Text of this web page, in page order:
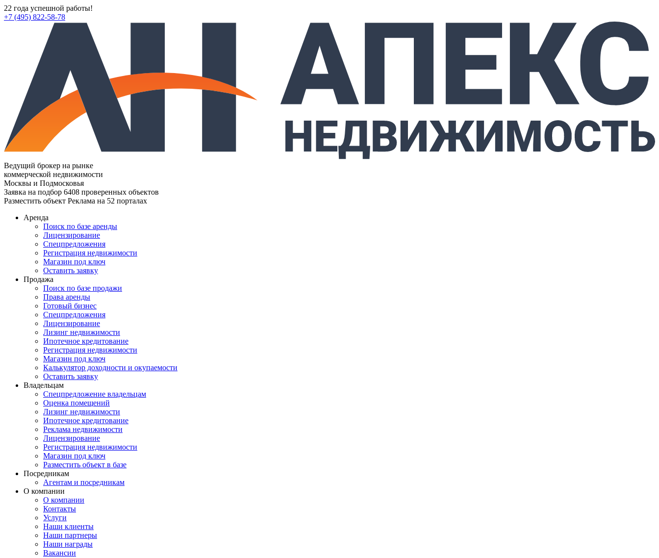
22 года успешной работы!
+7 (495) 822-58-78
Ведущий брокер на рынке
коммерческой недвижимости
Москвы и Подмосковья
Заявка на подбор 6408 проверенных объектов
Разместить объект Реклама на 52 порталах
Аренда
Поиск по базе аренды
Лицензирование
Спецпредложения
Регистрация недвижимости
Магазин под ключ
Оставить заявку
Продажа
Поиск по базе продажи
Права аренды
Готовый бизнес
Спецпредложения
Лицензирование
Лизинг недвижимости
Ипотечное кредитование
Регистрация недвижимости
Магазин под ключ
Калькулятор доходности и окупаемости
Оставить заявку
Владельцам
Спецпредложение владельцам
Оценка помещений
Лизинг недвижимости
Ипотечное кредитование
Реклама недвижимости
Лицензирование
Регистрация недвижимости
Магазин под ключ
Разместить объект в базе
Посредникам
Агентам и посредникам
О компании
О компании
Контакты
Услуги
Наши клиенты
Наши партнеры
Наши награды
Вакансии